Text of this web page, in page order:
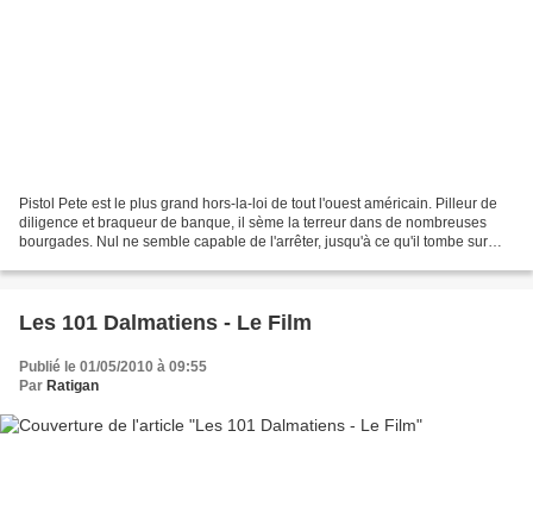
Pistol Pete est le plus grand hors-la-loi de tout l'ouest américain. Pilleur de
diligence et braqueur de banque, il sème la terreur dans de nombreuses
bourgades. Nul ne semble capable de l'arrêter, jusqu'à ce qu'il tombe sur
Les 101 Dalmatiens - Le Film
Publié le 01/05/2010 à 09:55
Par Ratigan